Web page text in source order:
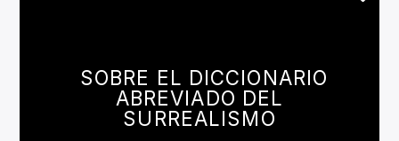
SOBRE EL DICCIONARIO
ABREVIADO DEL
SURREALISMO